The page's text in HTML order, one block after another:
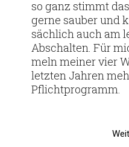
so ganz stimmt
gerne sauber und
säch­lich auch am
Abschalten. Für
meln meiner vier
letzten Jahren
Pflichtprogramm.